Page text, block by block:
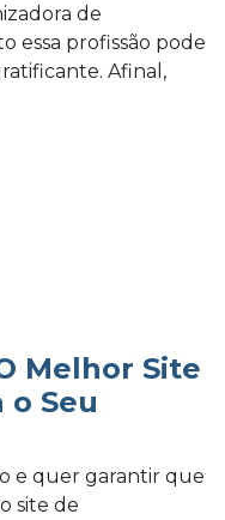
de
essa profissão pode
Afinal,
Melhor Site
o Seu
e quer garantir que
site de